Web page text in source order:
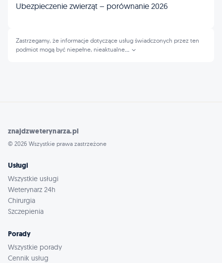
Ubezpieczenie zwierząt – porównanie 2026
Zastrzegamy, że informacje dotyczące usług świadczonych przez ten
podmiot mogą być niepełne, nieaktualne
znajdzweterynarza.pl
© 2026 Wszystkie prawa zastrzeżone
Usługi
Wszystkie usługi
Weterynarz 24h
Chirurgia
Szczepienia
Porady
Wszystkie porady
Cennik usług